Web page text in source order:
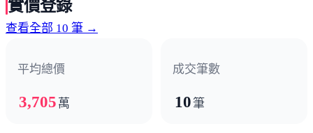
咫尺；擁抱大自然，本和里滯洪池公園、澄清湖風景區讓
生活沒煩惱。 稀有電梯透天宅，周邊交通網絡四通八達，
連大高雄醫療體系，照顧全家健康。
實價登錄
查看全部 10 筆 →
平均總價
3,705 萬
成交筆數
10筆